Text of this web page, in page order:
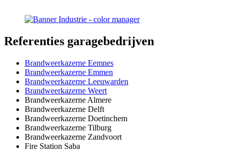
Referenties garagebedrijven
Brandweerkazerne Eemnes
Brandweerkazerne Emmen
Brandweerkazerne Leeuwarden
Brandweerkazerne Weert
Brandweerkazerne Almere
Brandweerkazerne Delft
Brandweerkazerne Doetinchem
Brandweerkazerne Tilburg
Brandweerkazerne Zandvoort
Fire Station Saba